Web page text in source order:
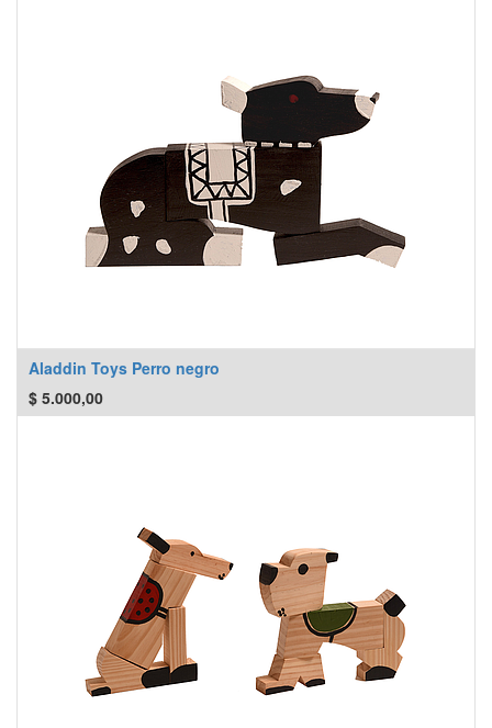
Aladdin Toys Perro negro
$ 5.000,00